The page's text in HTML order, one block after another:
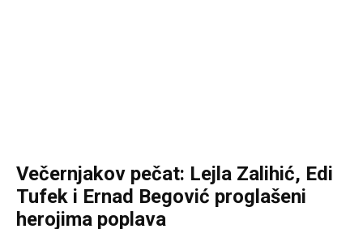
Večernjakov pečat: Lejla Zalihić, Edi
Tufek i Ernad Begović proglašeni
herojima poplava